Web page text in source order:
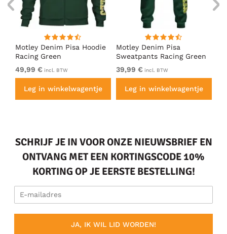
Motley Denim Pisa Hoodie
Racing Green
49,99 € incl. BTW
Leg in winkelwagentje
Motley Denim Pisa
Sweatpants Racing Green
39,99 € incl. BTW
Leg in winkelwagentje
SCHRIJF JE IN VOOR ONZE NIEUWSBRIEF EN
ONTVANG MET EEN KORTINGSCODE 10%
KORTING OP JE EERSTE BESTELLING!
JA, IK WIL LID WORDEN!